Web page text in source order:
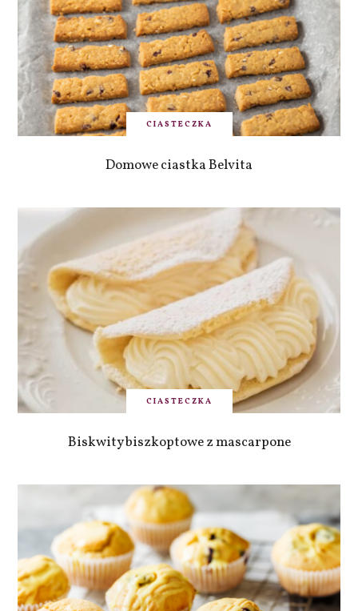
CIASTECZKA
Domowe ciastka Belvita
CIASTECZKA
Biskwity biszkoptowe z mascarpone